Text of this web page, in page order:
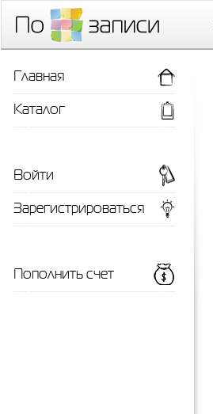
Главная
Каталог
Войти
Зарегистрироваться
Пополнить счет